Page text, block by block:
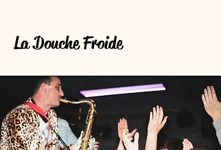
La Douche Froide